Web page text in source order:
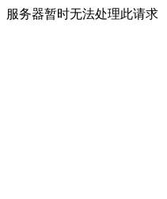
服务器暂时无法处理此请求